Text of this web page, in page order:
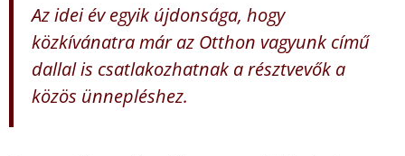
Az idei év egyik újdonsága, hogy
közkívánatra már az Otthon vagyunk című
dallal is csatlakozhatnak a résztvevők a
közös ünnepléshez.